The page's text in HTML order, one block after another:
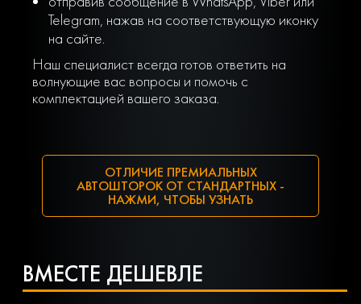
Telegram, нажав на соответствующую иконку
на сайте.
Наш специалист всегда готов ответить на
волнующие вас вопросы и помочь с
комплектацией вашего заказа.
ОТЛИЧИЕ ПРЕМИАЛЬНЫХ
АВТОШТОРОК ОТ СТАНДАРТНЫХ -
НАЖМИ, ЧТОБЫ УЗНАТЬ
ВМЕСТЕ ДЕШЕВЛЕ